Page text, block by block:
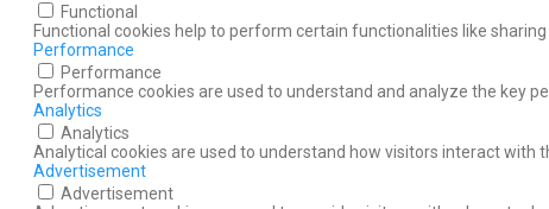
Functional
Functional cookies help to perform certain functionalities like
Performance
Performance
Performance cookies are used to understand and analyze the key
Analytics
Analytics
Analytical cookies are used to understand how visitors interact with
Advertisement
Advertisement